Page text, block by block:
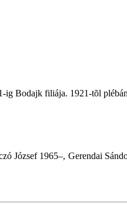
ig Bodajk filiája. 1921-tõl
József 1965–, Gerendai